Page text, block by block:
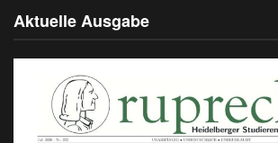
Aktuelle Ausgabe